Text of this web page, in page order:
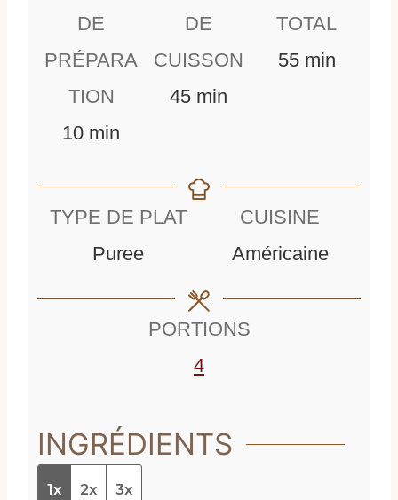
DE
PRÉPARA
TION
10m
n
u
min
DE
CUISSON
45m
u
s
min
TOTAL
55m
t
e
min
TYPE DE PLAT
Puree
CUISINE
Américaine
PORTIONS
4
INGRÉDIENTS
1x 2x 3x